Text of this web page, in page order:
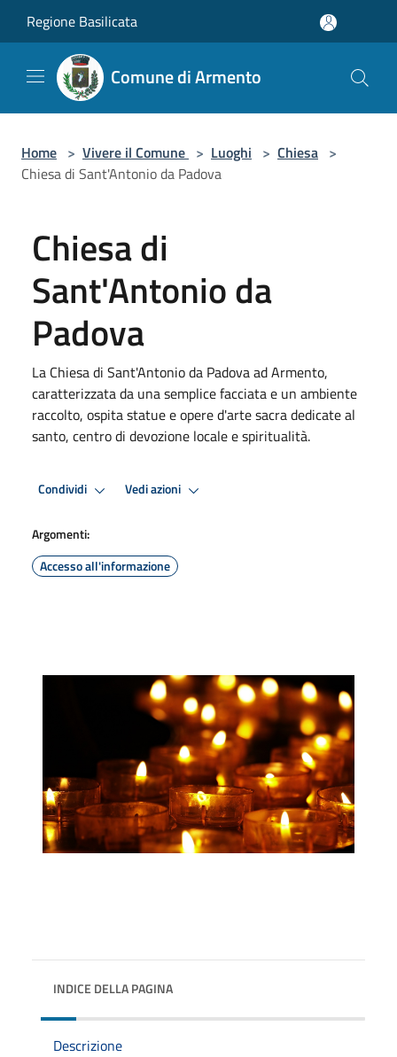
Regione Basilicata
Comune di Armento
Home > Vivere il Comune > Luoghi > Chiesa >
Chiesa di Sant'Antonio da Padova
Chiesa di
Sant'Antonio da
Padova
La Chiesa di Sant'Antonio da Padova ad Armento,
caratterizzata da una semplice facciata e un ambiente
raccolto, ospita statue e opere d'arte sacra dedicate al
santo, centro di devozione locale e spiritualità.
Condividi Vedi azioni
Argomenti:
Accesso all'informazione
INDICE DELLA PAGINA
Descrizione